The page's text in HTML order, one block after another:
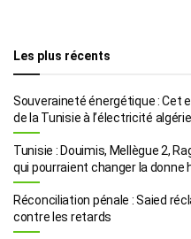
Les plus récents
Souveraineté énergétique : Cet
de la Tunisie à l’électricité
Tunisie : Douimis, Mellègue 2,
qui pourraient changer la donne
Réconciliation pénale : Saied
contre les retards